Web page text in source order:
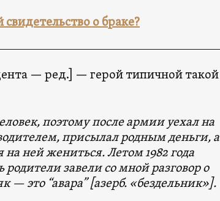
о браке?
— ред.] — герой типичной такой
поэтому после армии уехал на
присылал родным деньги, а
ней жениться. Летом 1982 года
завели со мной разговор о
— это “авара” [азерб. «бездельник»].